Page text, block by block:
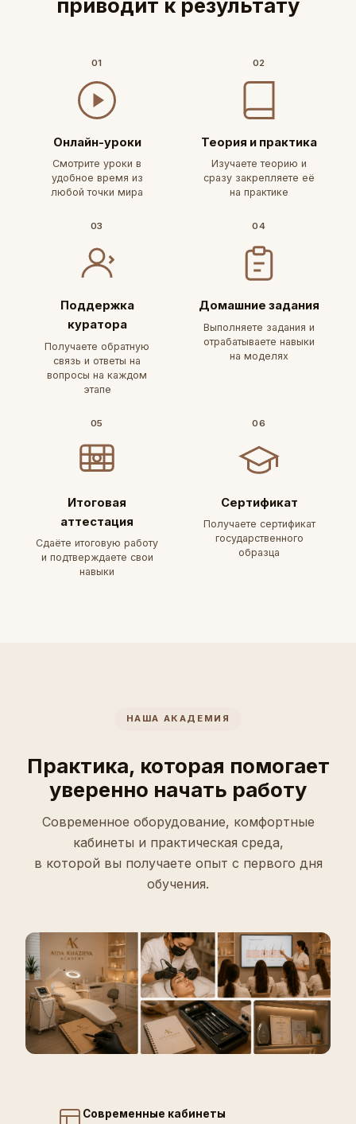
приводит к результату
01
Онлайн-уроки
Смотрите уроки в
удобное время из
любой точки мира
02
Теория и практика
Изучаете теорию и
сразу закрепляете её
на практике
03
Поддержка
куратора
Получаете обратную
связь и ответы на
вопросы на каждом
этапе
04
Домашние задания
Выполняете задания и
отрабатываете навыки
на моделях
05
Итоговая
аттестация
Сдаёте итоговую работу
и подтверждаете свои
навыки
06
Сертификат
Получаете сертификат
государственного
образца
НАША АКАДЕМИЯ
Практика, которая помогает
уверенно начать работу
Современное оборудование, комфортные
кабинеты и практическая среда,
в которой вы получаете опыт с первого дня
обучения.
Современные кабинеты